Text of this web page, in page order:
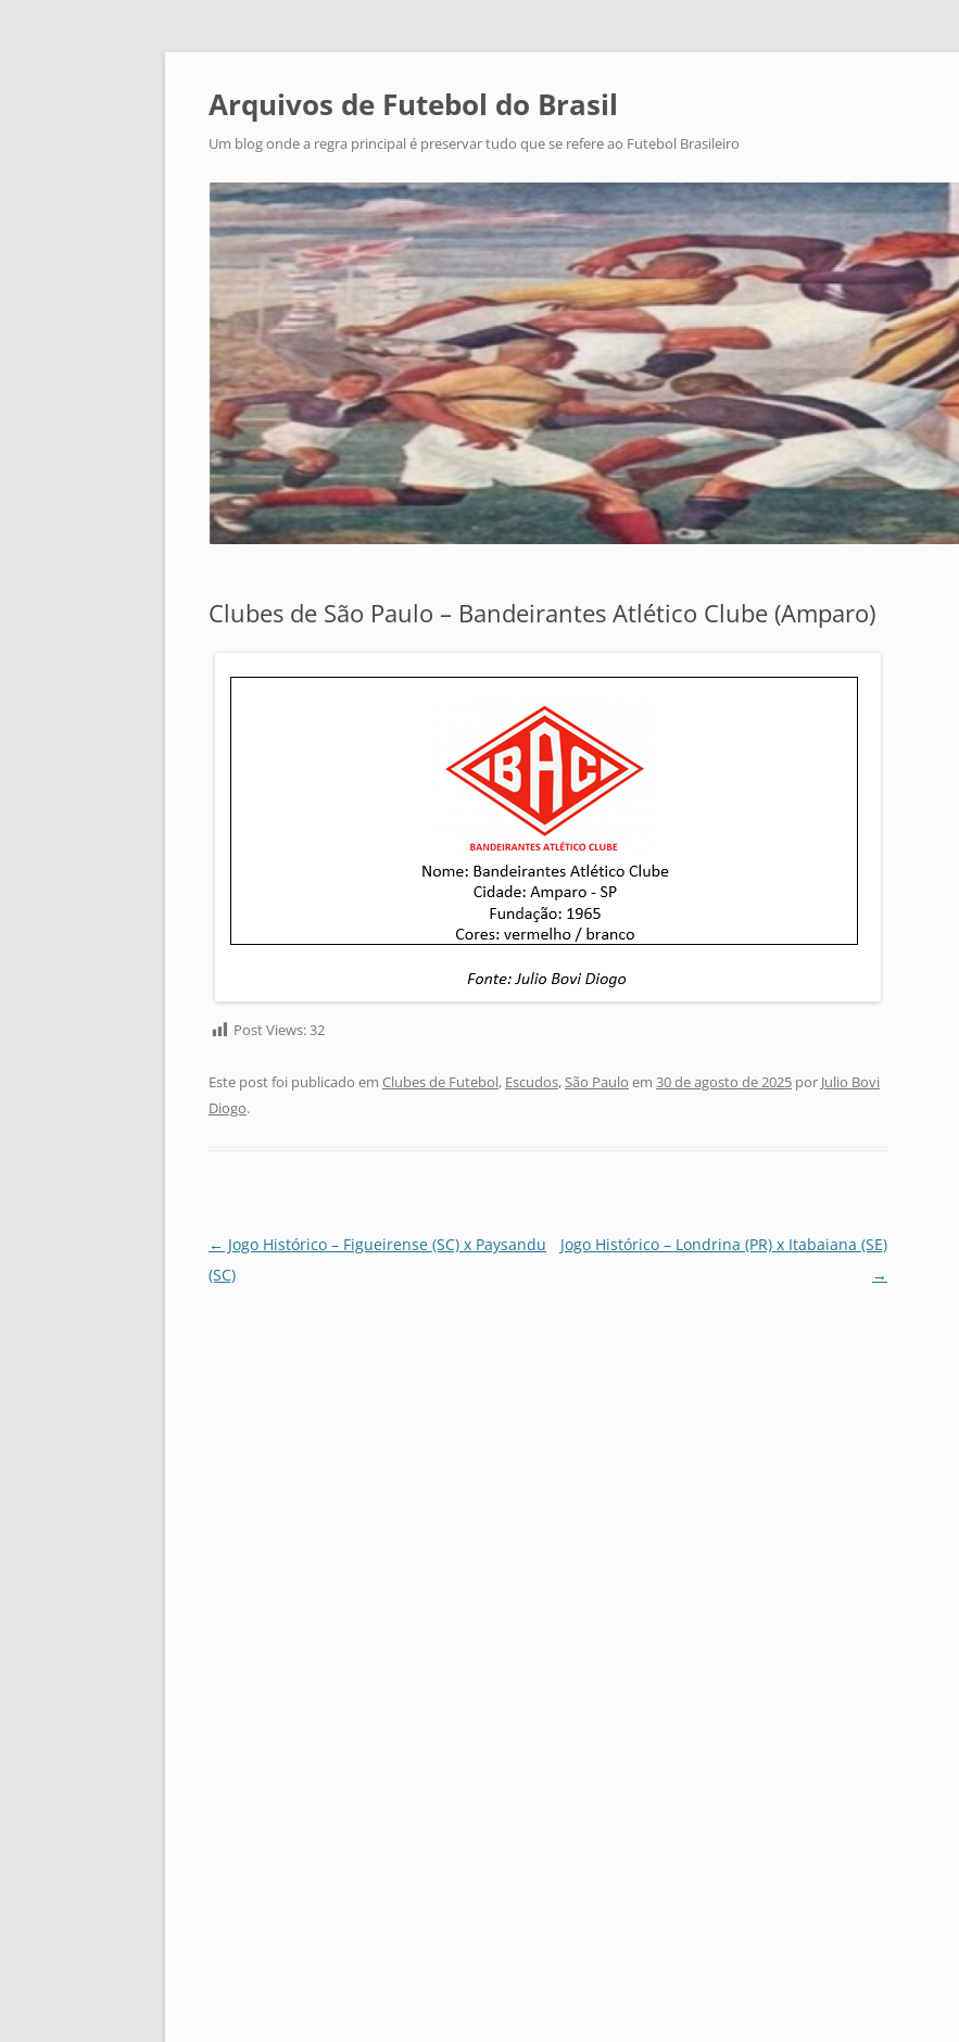
Arquivos de Futebol do Brasil
Um blog onde a regra principal é preservar tudo que se refere ao Futebol Brasileiro
Clubes de São Paulo – Bandeirantes Atlético Clube (Amparo)
Post Views:32
Este post foi publicado em Clubes de Futebol, Escudos,São Paulo em 30 de agosto de 2025 por Julio Bovi
Diogo.
Navegação
de
← Jogo Histórico – Figueirense (SC) x Paysandu
(SC)
Jogo Histórico – Londrina (PR) x Itabaiana (SE)
→